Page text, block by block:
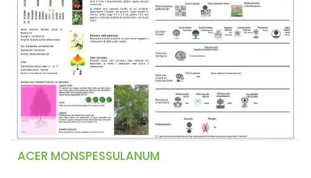
ACER MONSPESSULANUM